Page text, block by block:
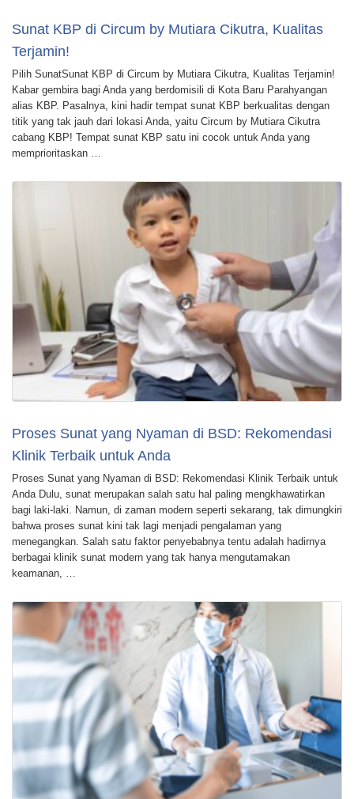
Sunat KBP di Circum by Mutiara Cikutra, Kualitas
Terjamin!
Pilih SunatSunat KBP di Circum by Mutiara Cikutra, Kualitas Terjamin!
Kabar gembira bagi Anda yang berdomisili di Kota Baru Parahyangan
alias KBP. Pasalnya, kini hadir tempat sunat KBP berkualitas dengan
titik yang tak jauh dari lokasi Anda, yaitu Circum by Mutiara Cikutra
cabang KBP! Tempat sunat KBP satu ini cocok untuk Anda yang
memprioritaskan …
Proses Sunat yang Nyaman di BSD: Rekomendasi
Klinik Terbaik untuk Anda
Proses Sunat yang Nyaman di BSD: Rekomendasi Klinik Terbaik untuk
Anda Dulu, sunat merupakan salah satu hal paling mengkhawatirkan
bagi laki-laki. Namun, di zaman modern seperti sekarang, tak dimungkiri
bahwa proses sunat kini tak lagi menjadi pengalaman yang
menegangkan. Salah satu faktor penyebabnya tentu adalah hadirnya
berbagai klinik sunat modern yang tak hanya mengutamakan
keamanan, …